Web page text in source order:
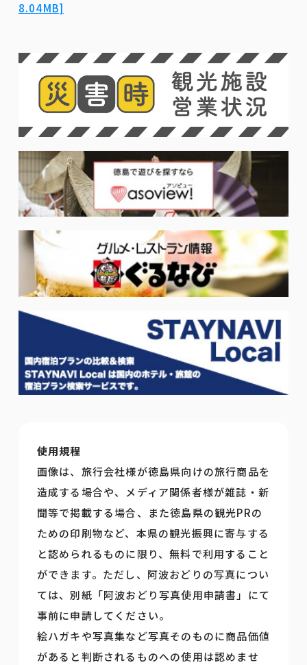
8.04MB]
使用規程
画像は、旅行会社様が徳島県向けの旅行商品を
造成する場合や、メディア関係者様が雑誌・新
聞等で掲載する場合、また徳島県の観光PRの
ための印刷物など、本県の観光振興に寄与する
と認められるものに限り、無料で利用すること
ができます。ただし、阿波おどりの写真につい
ては、別紙「阿波おどり写真使用申請書」にて
事前に申請してください。
絵ハガキや写真集など写真そのものに商品価値
があると判断されるものへの使用は認めませ